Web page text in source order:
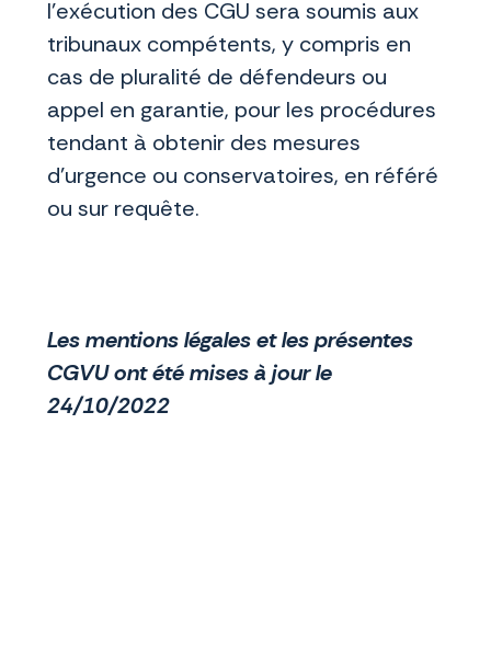
l'exécution des CGU sera soumis aux
tribunaux compétents, y compris en
cas de pluralité de défendeurs ou
appel en garantie, pour les procédures
tendant à obtenir des mesures
d'urgence ou conservatoires, en référé
ou sur requête.
Les mentions légales et les présentes
CGVU ont été mises à jour le
24/10/2022